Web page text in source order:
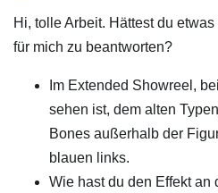
Hi, tolle Arbeit. Hättest du
für mich zu beantworten?
Im Extended Showreel,
sehen ist, dem alten
Bones außerhalb der
blauen links.
Wie hast du den Effekt an